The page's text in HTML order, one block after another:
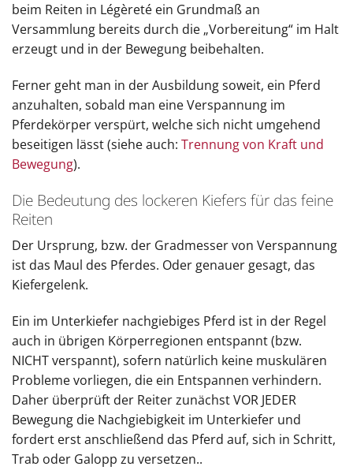
beim Reiten in Légèreté ein Grundmaß an
Versammlung bereits durch die „Vorbereitung“ im Halt
erzeugt und in der Bewegung beibehalten.
Ferner geht man in der Ausbildung soweit, ein Pferd
anzuhalten, sobald man eine Verspannung im
Pferdekörper verspürt, welche sich nicht umgehend
beseitigen lässt (siehe auch: Trennung von Kraft und
Bewegung).
Die Bedeutung des lockeren Kiefers für das feine
Reiten
Der Ursprung, bzw. der Gradmesser von Verspannung
ist das Maul des Pferdes. Oder genauer gesagt, das
Kiefergelenk.
Ein im Unterkiefer nachgiebiges Pferd ist in der Regel
auch in übrigen Körperregionen entspannt (bzw.
NICHT verspannt), sofern natürlich keine muskulären
Probleme vorliegen, die ein Entspannen verhindern.
Daher überprüft der Reiter zunächst VOR JEDER
Bewegung die Nachgiebigkeit im Unterkiefer und
fordert erst anschließend das Pferd auf, sich in Schritt,
Trab oder Galopp zu versetzen..